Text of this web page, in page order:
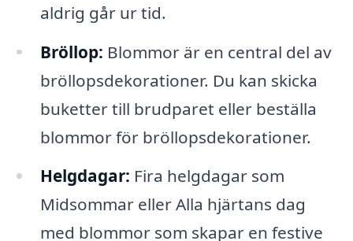
aldrig går ur tid.
Bröllop: Blommor är en central del av
bröllopsdekorationer. Du kan skicka
buketter till brudparet eller beställa
blommor för bröllopsdekorationer.
Helgdagar: Fira helgdagar som
Midsommar eller Alla hjärtans dag
med blommor som skapar en festive